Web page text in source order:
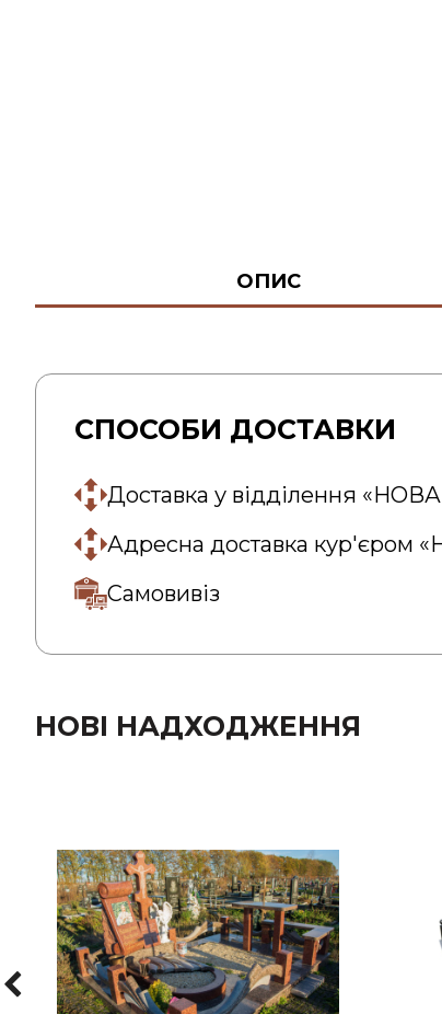
ОПИС
СПОСОБИ ДОСТАВКИ
Доставка у відділення
Адресна доставка кур'єром
Самовивіз
НОВІ НАДХОДЖЕННЯ